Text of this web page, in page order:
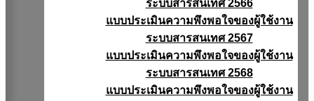
ระบบสารสนเทศ 2566
แบบประเมินความพึงพอใจของผู้ใช้งาน
ระบบสารสนเทศ 2567
แบบประเมินความพึงพอใจของผู้ใช้งาน
ระบบสารสนเทศ 2568
แบบประเมินความพึงพอใจของผู้ใช้งาน